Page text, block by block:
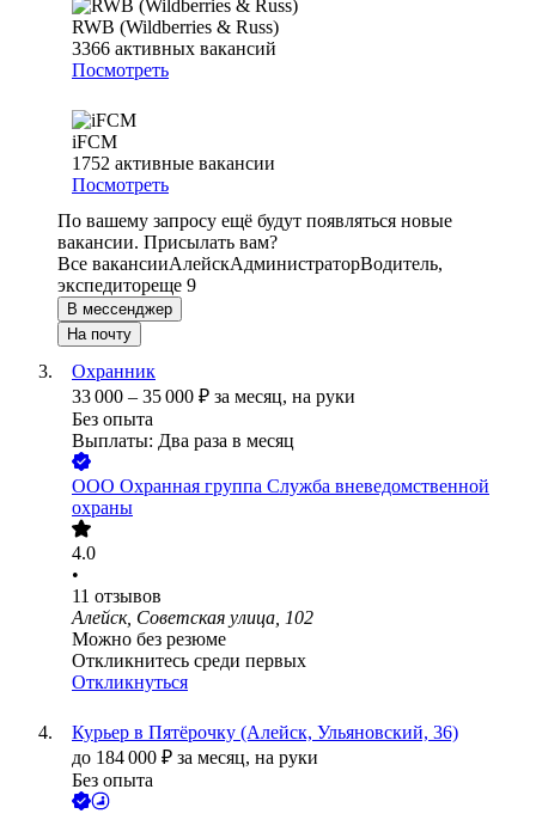
RWB (Wildberries & Russ)
3366 активных вакансий
Посмотреть
iFCM
1752 активные вакансии
Посмотреть
По вашему запросу ещё будут появляться новые
вакансии. Присылать вам?
Все вакансииАлейскАдминистраторВодитель,
экспедитореще 9
В мессенджер
На почту
Охранник
33 000 – 35 000 ₽ за месяц, на руки
Без опыта
Выплаты: Два раза в месяц
ООО Охранная группа Служба вневедомственной
охраны
4.0
•
11 отзывов
Алейск, Советская улица, 102
Можно без резюме
Откликнитесь среди первых
Откликнуться
Курьер в Пятёрочку (Алейск, Ульяновский, 36)
до 184 000 ₽ за месяц, на руки
Без опыта